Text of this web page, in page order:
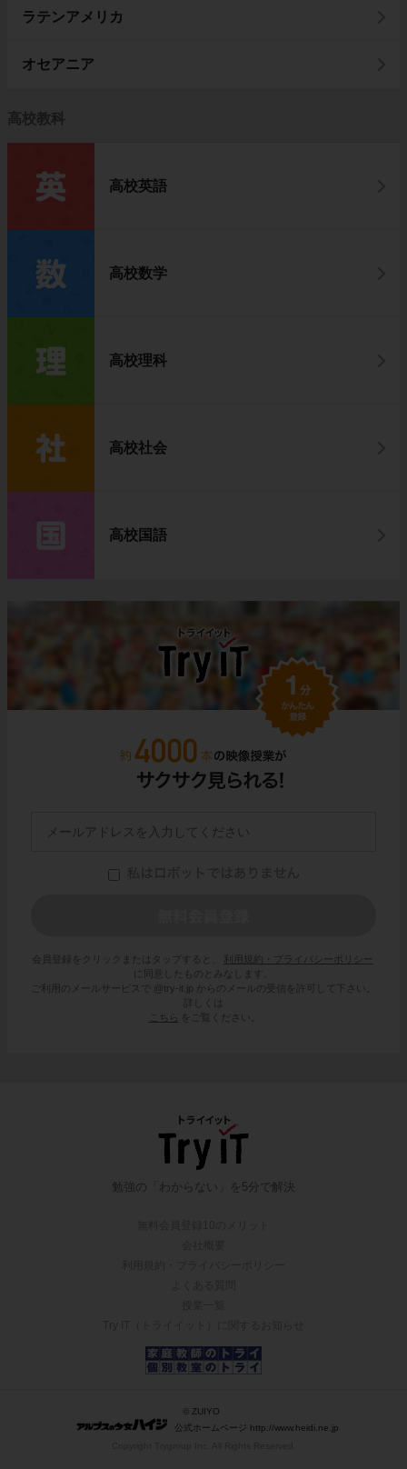
ラテンアメリカ
オセアニア
高校教科
高校英語
高校数学
高校理科
高校社会
高校国語
会員登録をクリックまたはタップすると、
利用規約・プライバシーポリシー
に同意したものとみなします。
ご利用のメールサービスで @try-it.jp からのメールの受信を許可して下さい。
詳しくは
こちら
をご覧ください。
勉強の「わからない」を5分で解決
© ZUIYO
公式ホームページ http://www.heidi.ne.jp